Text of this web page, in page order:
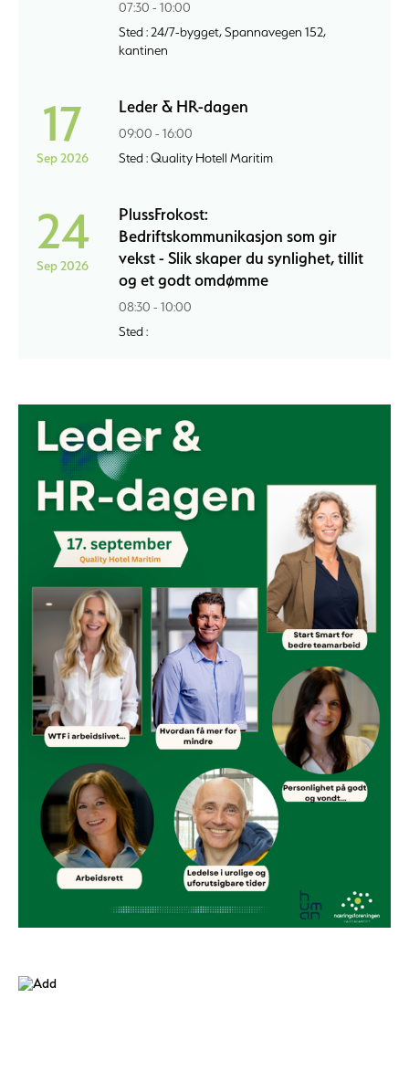
07:30 - 10:00
Sted : 24/7-bygget, Spannavegen 152,
kantinen
17
Sep 2026
Leder & HR-dagen
09:00 - 16:00
Sted : Quality Hotell Maritim
24
Sep 2026
PlussFrokost:
Bedriftskommunikasjon som gir
vekst - Slik skaper du synlighet, tillit
og et godt omdømme
08:30 - 10:00
Sted :